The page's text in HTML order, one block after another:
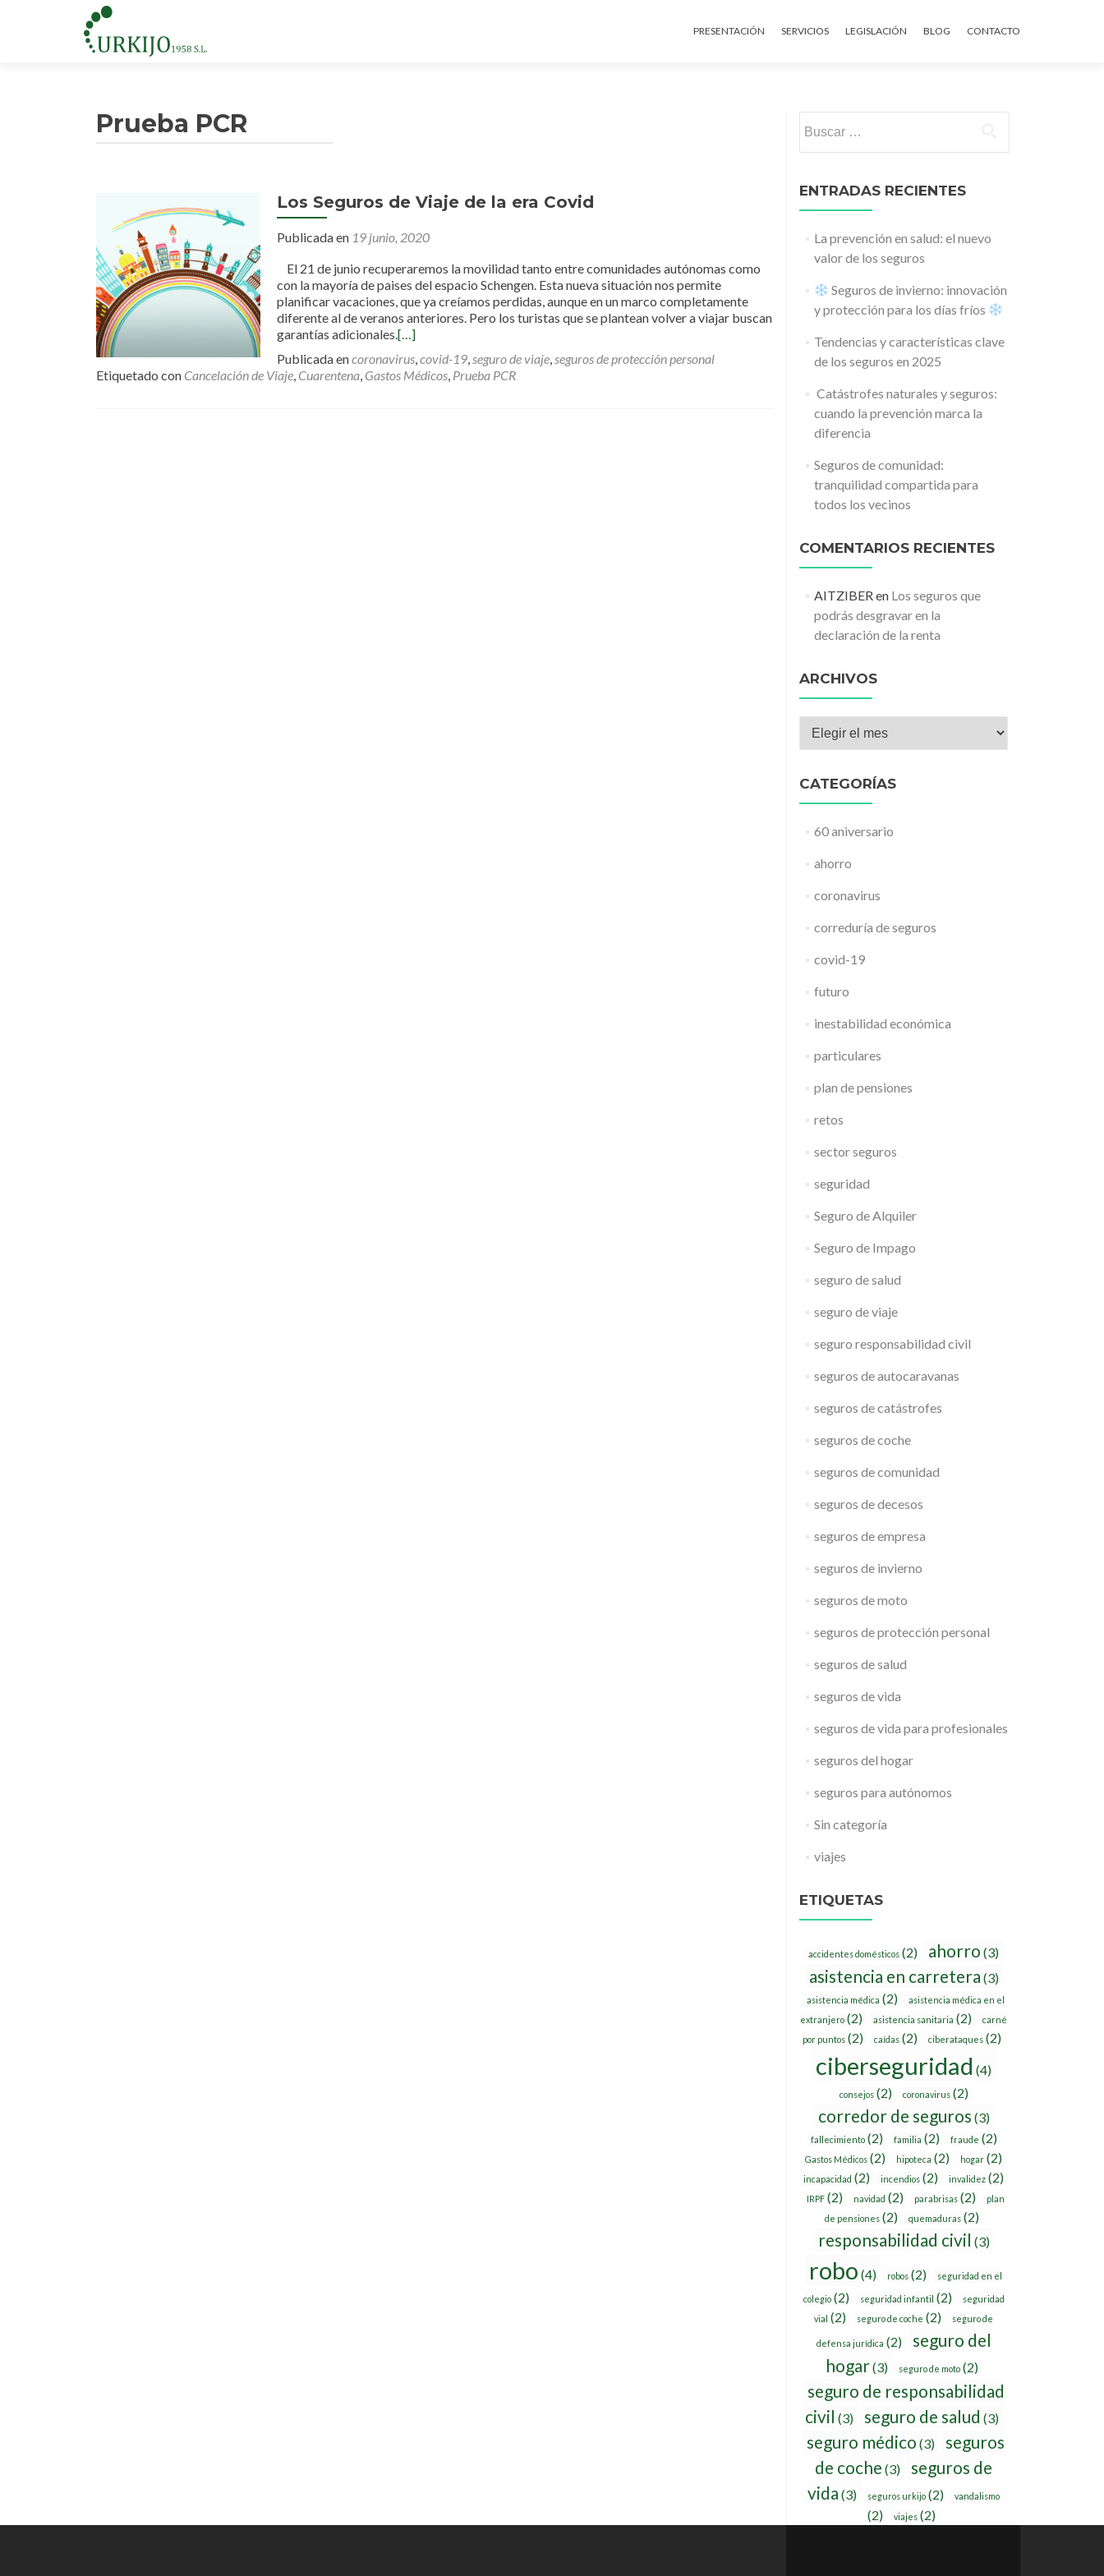
PRESENTACIÓN SERVICIOS LEGISLACIÓN BLOG CONTACTO
Prueba PCR
Los Seguros de Viaje de la era Covid
Publicada en 19 junio, 2020
El 21 de junio recuperaremos la movilidad tanto entre comunidades autónomas como
con la mayoría de paises del espacio Schengen. Esta nueva situación nos permite
planificar vacaciones, que ya creíamos perdidas, aunque en un marco completamente
diferente al de veranos anteriores. Pero los turistas que se plantean volver a viajar buscan
garantías adicionales.[…]
Publicada encoronavirus,covid-19,seguro de viaje,seguros de protección personal
Etiquetado con Cancelación de Viaje, Cuarentena, Gastos Médicos, Prueba PCR
ENTRADAS RECIENTES
La prevención en salud: el nuevo
valor de los seguros
Seguros de invierno: innovación
y protección para los días fríos
Tendencias y características clave
de los seguros en 2025
️ Catástrofes naturales y seguros:
cuando la prevención marca la
diferencia
Seguros de comunidad:
tranquilidad compartida para
todos los vecinos
COMENTARIOS RECIENTES
AITZIBERen Los seguros que
podrás desgravar en la
declaración de la renta
ARCHIVOS
Archivos
CATEGORÍAS
60 aniversario
ahorro
coronavirus
correduría de seguros
covid-19
futuro
inestabilidad económica
particulares
plan de pensiones
retos
sector seguros
seguridad
Seguro de Alquiler
Seguro de Impago
seguro de salud
seguro de viaje
seguro responsabilidad civil
seguros de autocaravanas
seguros de catástrofes
seguros de coche
seguros de comunidad
seguros de decesos
seguros de empresa
seguros de invierno
seguros de moto
seguros de protección personal
seguros de salud
seguros de vida
seguros de vida para profesionales
seguros del hogar
seguros para autónomos
Sin categoría
viajes
ETIQUETAS
accidentes domésticos (2) ahorro (3)
asistencia en carretera (3)
asistencia médica (2)
asistencia médica en el
extranjero (2) asistencia sanitaria (2)
carné
por puntos(2) caídas(2) ciberataques(2)
ciberseguridad (4)
consejos(2) coronavirus(2)
corredor de seguros (3)
fallecimiento(2) familia (2) fraude (2)
Gastos Médicos (2) hipoteca (2) hogar (2)
incapacidad (2) incendios (2) invalidez (2)
IRPF (2) navidad (2) parabrisas (2)
plan
de pensiones(2) quemaduras(2)
responsabilidad civil (3)
robo (4) robos (2) seguridad en el
colegio(2) seguridad infantil (2)
seguridad
vial (2) seguro de coche (2) seguro de
defensa jurídica (2)
seguro del
hogar(3) seguro de moto(2)
seguro de responsabilidad
civil (3) seguro de salud (3)
seguro médico (3)
seguros
de coche (3)
seguros de
vida (3) seguros urkijo (2) vandalismo
(2) viajes (2)